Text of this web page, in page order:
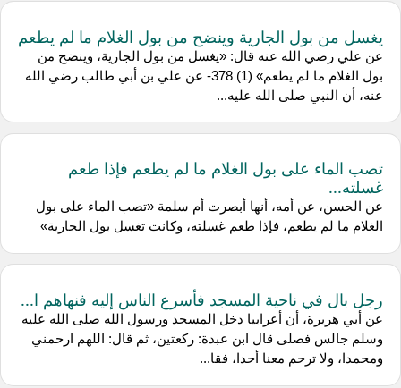
يغسل من بول الجارية وينضح من بول الغلام ما لم يطعم
عن علي رضي الله عنه قال: «يغسل من بول الجارية، وينضح من
بول الغلام ما لم يطعم» (1) 378- عن علي بن أبي طالب رضي الله
عنه، أن النبي صلى الله عليه...
تصب الماء على بول الغلام ما لم يطعم فإذا طعم
غسلته...
عن الحسن، عن أمه، أنها أبصرت أم سلمة «تصب الماء على بول
الغلام ما لم يطعم، فإذا طعم غسلته، وكانت تغسل بول الجارية»
رجل بال في ناحية المسجد فأسرع الناس إليه فنهاهم ا...
عن أبي هريرة، أن أعرابيا دخل المسجد ورسول الله صلى الله عليه
وسلم جالس فصلى قال ابن عبدة: ركعتين، ثم قال: اللهم ارحمني
ومحمدا، ولا ترحم معنا أحدا، فقا...